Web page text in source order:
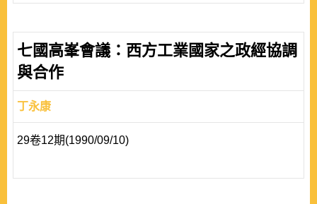
七國高峯會議：西方工業國家之政經協調
與合作
丁永康
29卷12期(1990/09/10)